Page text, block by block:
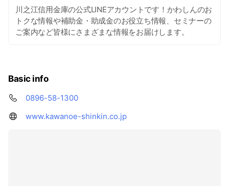
川之江信用金庫の公式LINEアカウントです！かわしんのお
トクな情報や補助金・助成金のお役立ち情報、セミナーの
ご案内など皆様にさまざまな情報をお届けします。
Basic info
0896-58-1300
www.kawanoe-shinkin.co.jp